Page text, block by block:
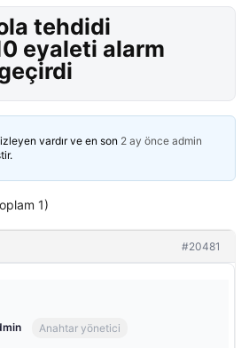
tehdidi
eyaleti alarm
vardır ve en son 2 ay önce admin
1)
#20481
Anahtar yönetici